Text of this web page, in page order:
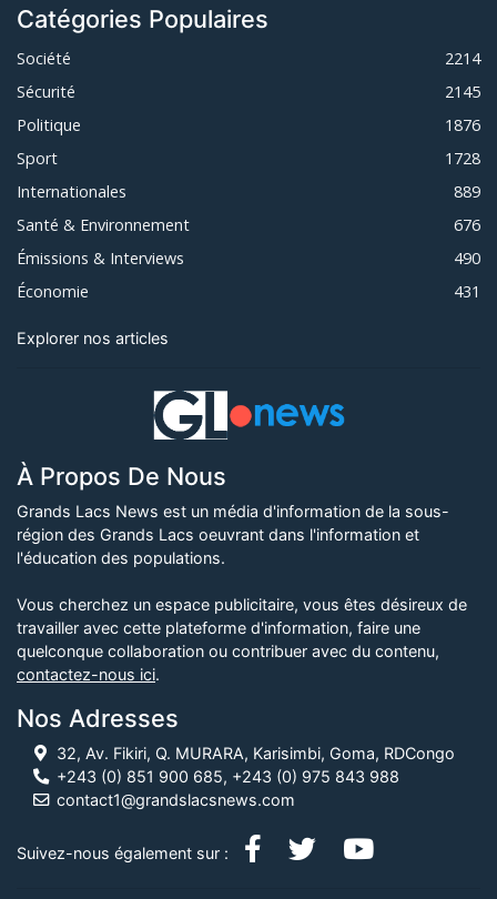
Catégories Populaires
Société
2214
Sécurité
2145
Politique
1876
Sport
1728
Internationales
889
Santé & Environnement
676
Émissions & Interviews
490
Économie
431
Explorer nos articles
À Propos De Nous
Grands Lacs News est un média d'information de la sous-
région des Grands Lacs oeuvrant dans l'information et
l'éducation des populations.
Vous cherchez un espace publicitaire, vous êtes désireux de
travailler avec cette plateforme d'information, faire une
quelconque collaboration ou contribuer avec du contenu,
contactez-nous ici.
Nos Adresses
32, Av. Fikiri, Q. MURARA, Karisimbi, Goma, RDCongo
+243 (0) 851 900 685, +243 (0) 975 843 988
contact1@grandslacsnews.com
Suivez-nous également sur :